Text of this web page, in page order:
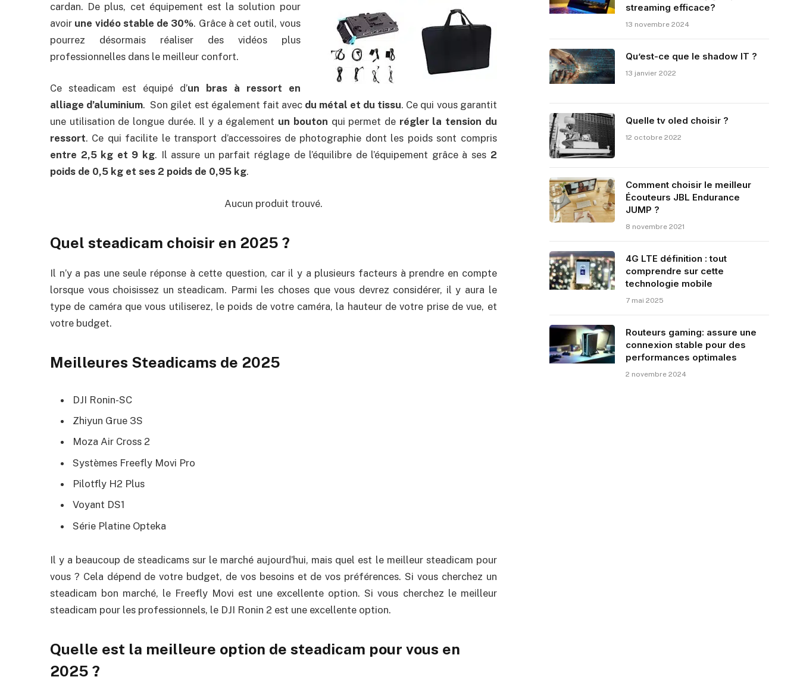
cardan. De plus, cet équipement est la solution pour
avoir une vidéo stable de 30%. Grâce à cet outil, vous
pourrez désormais réaliser des vidéos plus
professionnelles dans le meilleur confort.
Ce steadicam est équipé d’un bras à ressort en
alliage d’aluminium. Son gilet est également fait avec du métal et du tissu. Ce qui vous garantit
une utilisation de longue durée. Il y a également un bouton qui permet de régler la tension du
ressort. Ce qui facilite le transport d’accessoires de photographie dont les poids sont compris
entre 2,5 kg et 9 kg. Il assure un parfait réglage de l’équilibre de l’équipement grâce à ses 2
poids de 0,5 kg et ses 2 poids de 0,95 kg.
Aucun produit trouvé.
Quel steadicam choisir en 2025 ?
Il n’y a pas une seule réponse à cette question, car il y a plusieurs facteurs à prendre en compte
lorsque vous choisissez un steadicam. Parmi les choses que vous devrez considérer, il y aura le
type de caméra que vous utiliserez, le poids de votre caméra, la hauteur de votre prise de vue, et
votre budget.
Meilleures Steadicams de 2025
DJI Ronin-SC
Zhiyun Grue 3S
Moza Air Cross 2
Systèmes Freefly Movi Pro
Pilotfly H2 Plus
Voyant DS1
Série Platine Opteka
Il y a beaucoup de steadicams sur le marché aujourd’hui, mais quel est le meilleur steadicam pour
vous ? Cela dépend de votre budget, de vos besoins et de vos préférences. Si vous cherchez un
steadicam bon marché, le Freefly Movi est une excellente option. Si vous cherchez le meilleur
steadicam pour les professionnels, le DJI Ronin 2 est une excellente option.
Quelle est la meilleure option de steadicam pour vous en
2025 ?
streaming efficace?
13 novembre 2024
Qu’est-ce que le shadow IT ?
13 janvier 2022
Quelle tv oled choisir ?
12 octobre 2022
Comment choisir le meilleur
Écouteurs JBL Endurance
JUMP ?
8 novembre 2021
4G LTE définition : tout
comprendre sur cette
technologie mobile
7 mai 2025
Routeurs gaming: assure une
connexion stable pour des
performances optimales
2 novembre 2024